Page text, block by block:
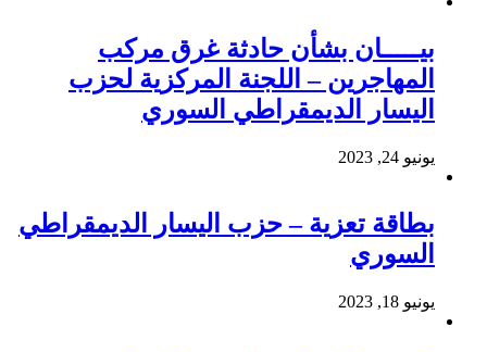
بيـــــان بشأن حادثة غرق مركب
المهاجرين – اللجنة المركزية لحزب
اليسار الديمقراطي السوري
يونيو 24, 2023
بطاقة تعزية – حزب اليسار الديمقراطي
السوري
يونيو 18, 2023